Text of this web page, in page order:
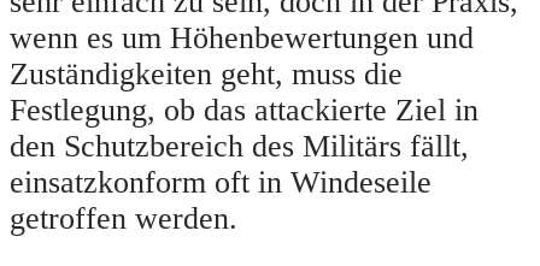
wenn es um Höhenbewertungen und
Zuständigkeiten geht, muss die
Festlegung, ob das attackierte Ziel in
den Schutzbereich des Militärs fällt,
einsatzkonform oft in Windeseile
getroffen werden.